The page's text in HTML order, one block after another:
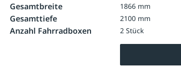
Gesamtbreite
Gesamttiefe
Anzahl Fahrradboxen
1866 mm
2100 mm
2 Stück